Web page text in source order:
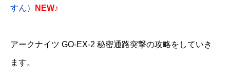
すん） NEW♪
アークナイツ GO-EX-2 秘密通路突撃の攻略をしていき
ます。